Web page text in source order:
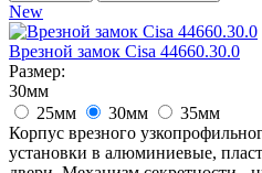
New
Врезной замок Cisa 44660.30.0
Размер:
30мм
25мм
30мм
35мм
Корпус врезного
установки в алюминиевые,